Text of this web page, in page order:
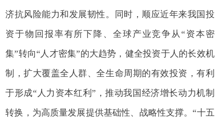
济抗风险能力和发展韧性。同时，顺应近年来我国投
资于物回报率有所下降、全球产业竞争从“资本密
集”转向“人才密集”的大趋势，健全投资于人的长效机
制，扩大覆盖全人群、全生命周期的有效投资，有利
于形成“人力资本红利”，推动我国经济增长动力机制
转换，为高质量发展提供基础性、战略性支撑。“十五